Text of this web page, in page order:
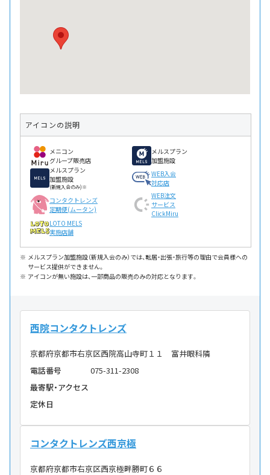
アイコンの説明
メニコン
グループ販売店
メルスプラン
加盟施設
メルスプラン
加盟施設
(新規入会のみ)※
WEB入会
対応店
コンタクトレンズ
定期便(ムータン)
WEB注文
サービス
ClickMiru
LOTO MELS
実施店舗
メルスプラン加盟施設（新規入会のみ）では、転居・出張・旅行等の理由で会員様への
サービス提供ができません。
アイコンが無い施設は、一部商品の販売のみの対応となります。
西院コンタクトレンズ
京都府京都市右京区西院高山寺町１１ 富井眼科隣
電話番号
075-311-2308
最寄駅・アクセス
定休日
コンタクトレンズ西京極
京都府京都市右京区西京極畔勝町６６